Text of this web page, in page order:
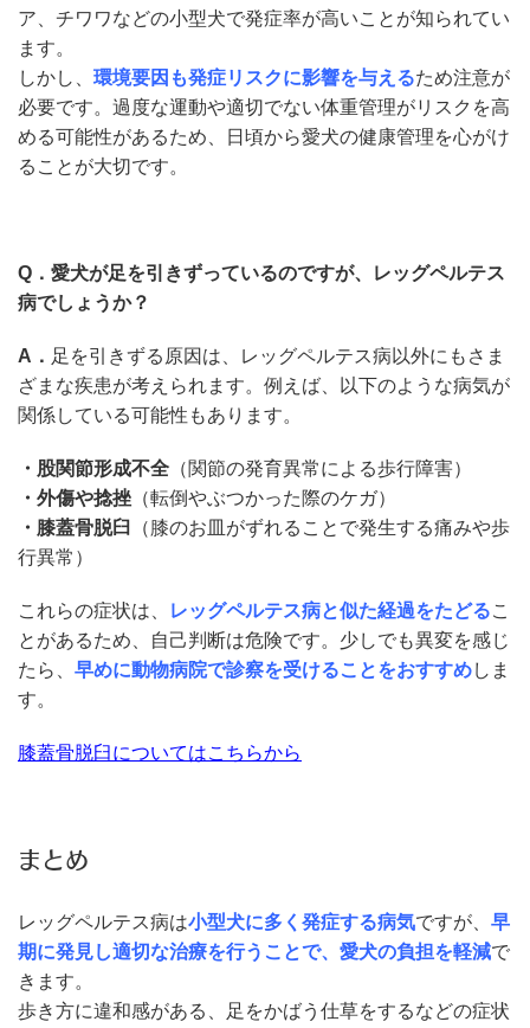
ア、チワワなどの小型犬で発症率が高いことが知られてい
ます。
しかし、 環境要因も発症リスクに影響を与えるため注意が
必要です。 過 度な運動や適切でない体重管理がリスクを高
める可能性があるため、日頃から愛犬の健康管理を心がけ
ることが大切です。
Q．愛犬が足を引きずっているのですが、レッグペルテス
病でしょうか？
A． 足を引きずる原因は、レッグペルテス病以外にもさま
ざまな疾患が考えられます。例えば、以下のような病気が
関係している可能性もあります。
・股関節形成不全 （関節の発育異常による歩行障害）
・外傷や捻挫 （転倒やぶつかった際のケガ）
・膝蓋骨脱臼
（膝のお皿がずれることで発生する痛みや歩
行異常）
これらの症状は、 レッグペルテス病と似た経過をたどるこ
とがあるため、自己判断は危険です。少しでも異変を感じ
たら、 早めに動物病院で診察を受けることをおすすめしま
す。
膝蓋骨脱臼についてはこちらから
まとめ
レッグペルテス病は小型犬に多く発症する病気ですが、 早
期に発見し適切な治療を行うことで、愛犬の負担を軽減で
きます。
歩き方に違和感がある、足をかばう仕草をするなどの症状